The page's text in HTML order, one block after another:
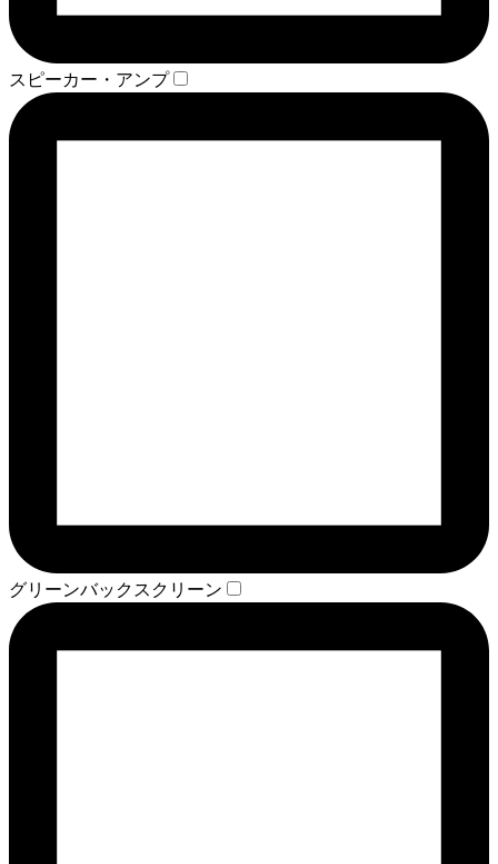
スピーカー・アンプ
グリーンバックスクリーン